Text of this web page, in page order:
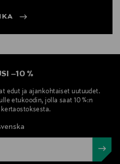
–10 %
edut ja ajankohtaiset uutuudet.
etukoodin, jolla saat 10 %:n